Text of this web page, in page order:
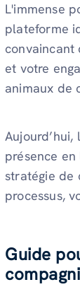
L'immense
plateforme
convaincant
et votre
animaux de
présence
stratégie de
processus,
Guide